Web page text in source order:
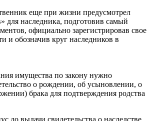
еще при жизни предусмотрел
для наследника, подготовив самый
официально зарегистрировав свое
и обозначив круг наследников в
имущества по закону нужно
о рождении, об усыновлении, о
брака для подтверждения родства
до выдачи свидетельства о наследстве